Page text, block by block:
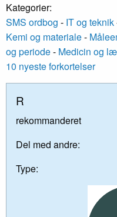
Kategorier:
SMS ordbog - IT og teknik
Kemi og materiale-
og periode- Medicin og
10 nyeste forkortelser
R
rekommanderet
Del med andre:
Type: